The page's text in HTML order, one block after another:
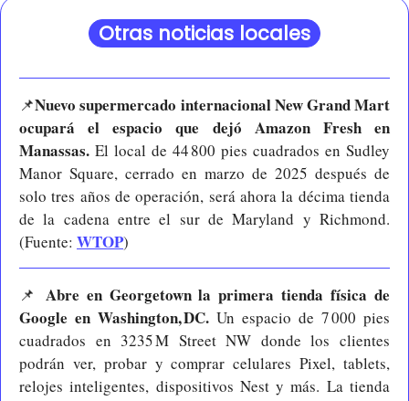
Otras noticias locales
📌Nuevo supermercado internacional New Grand Mart
ocupará el espacio que dejó Amazon Fresh en
Manassas. El local de 44 800 pies cuadrados en Sudley
Manor Square, cerrado en marzo de 2025 después de
solo tres años de operación, será ahora la décima tienda
de la cadena entre el sur de Maryland y Richmond.
(Fuente: WTOP)
📌
Abre en Georgetown la primera tienda física de
Google en Washington, DC. Un espacio de 7 000 pies
cuadrados en 3235 M Street NW donde los clientes
podrán ver, probar y comprar celulares Pixel, tablets,
relojes inteligentes, dispositivos Nest y más. La tienda